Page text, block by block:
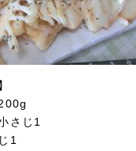
さじ1
1